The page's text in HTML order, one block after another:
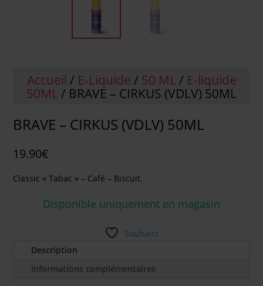
Accueil / E-Liquide / 50 ML / E-liquide
50ML / BRAVE – CIRKUS (VDLV) 50ML
BRAVE – CIRKUS (VDLV) 50ML
19.90€
Classic « Tabac » – Café – Biscuit.
Disponible uniquement en magasin
Souhaits
Description
Informations complémentaires